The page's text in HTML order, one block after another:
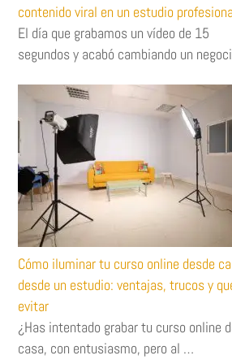
contenido viral en un estudio
El día que grabamos un vídeo de 15
segundos y acabó cambiando un
Cómo iluminar tu curso online desde
desde un estudio: ventajas, trucos y
evitar
¿Has intentado grabar tu curso online
casa, con entusiasmo, pero al …